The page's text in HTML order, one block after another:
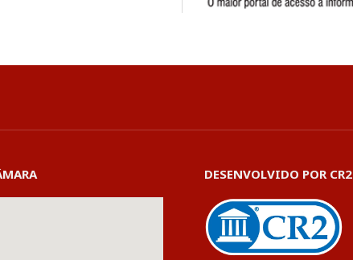
DESENVOLVIDO POR CR2